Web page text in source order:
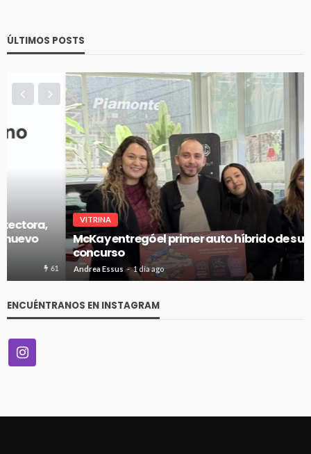
ÚLTIMOS POSTS
VITRINA
McKay entregó el primer auto híbrido de su gran
concurso
Andrea Essus 1 día ago
ENCUÉNTRANOS EN INSTAGRAM